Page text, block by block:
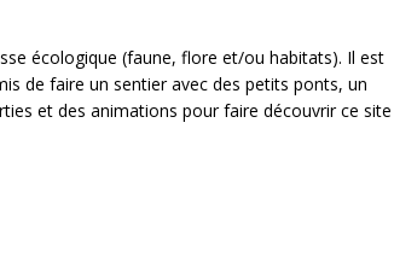
écologique (faune, flore et/ou habitats). Il est
de faire un sentier avec des petits ponts, un
et des animations pour faire découvrir ce site